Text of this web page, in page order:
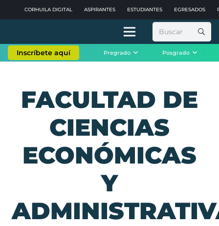
CORHUILA DIGITAL ASPIRANTES ESTUDIANTES EGRESADOS
Buscar:
Inscríbete aquí Pregrado Posgrado
FACULTAD DE
CIENCIAS
ECONÓMICAS
Y